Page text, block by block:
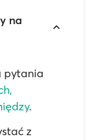
na
pytania
.
z